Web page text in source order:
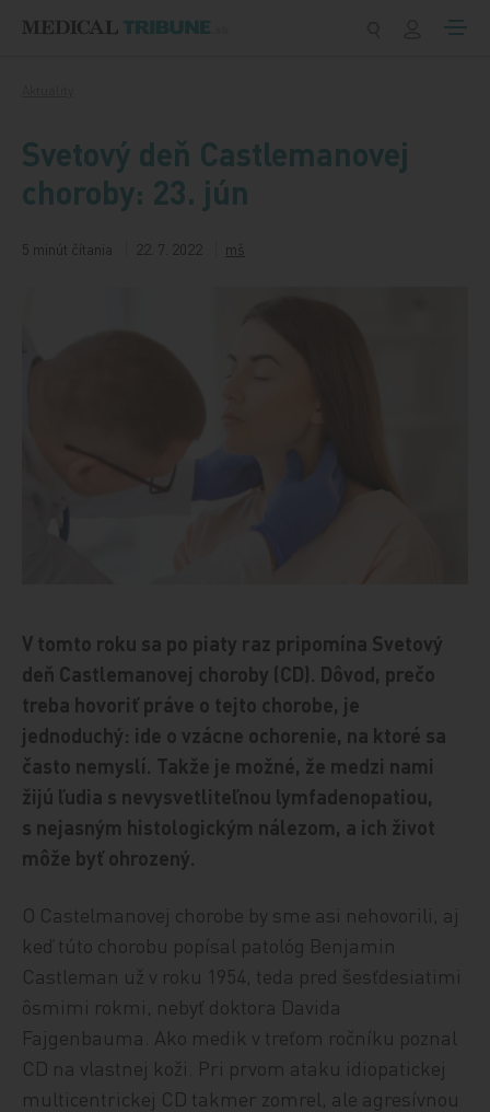
Svetový deň Castlemanovej
choroby: 23. jún
5 minút čítania 22. 7. 2022 mš
V tomto roku sa po piaty raz pripomína Svetový
deň Castlemanovej choroby (CD). Dôvod, prečo
treba hovoriť práve o tejto chorobe, je
jednoduchý: ide o vzácne ochorenie, na ktoré sa
často nemyslí. Takže je možné, že medzi nami
žijú ľudia s nevysvetliteľnou lymfadenopatiou,
s nejasným histologickým nálezom, a ich život
môže byť ohrozený.
O Castelmanovej chorobe by sme asi nehovorili, aj
keď túto chorobu popísal patológ Benjamin
Castleman už v roku 1954, teda pred šesťdesiatimi
ôsmimi rokmi, nebyť doktora Davida
Fajgenbauma. Ako medik v treťom ročníku poznal
CD na vlastnej koži. Pri prvom ataku idiopatickej
multicentrickej CD takmer zomrel, ale agresívnou